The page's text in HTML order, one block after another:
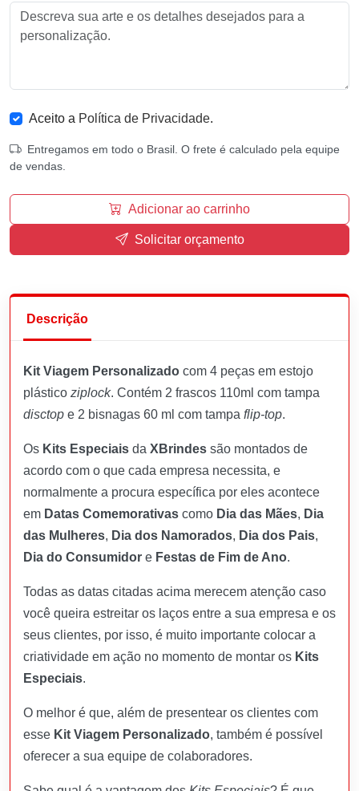
Aceito a Política de Privacidade.
Entregamos em todo o Brasil. O frete é calculado pela equipe
de vendas.
Adicionar ao carrinho
Solicitar orçamento
Descrição
Kit Viagem Personalizado com 4 peças em estojo
plástico ziplock. Contém 2 frascos 110ml com tampa
disctop e 2 bisnagas 60 ml com tampa flip-top.
Os Kits Especiais da XBrindes são montados de
acordo com o que cada empresa necessita, e
normalmente a procura específica por eles acontece
em Datas Comemorativas como Dia das Mães, Dia
das Mulheres, Dia dos Namorados, Dia dos Pais,
Dia do Consumidor e Festas de Fim de Ano.
Todas as datas citadas acima merecem atenção caso
você queira estreitar os laços entre a sua empresa e os
seus clientes, por isso, é muito importante colocar a
criatividade em ação no momento de montar os Kits
Especiais.
O melhor é que, além de presentear os clientes com
esse Kit Viagem Personalizado, também é possível
oferecer a sua equipe de colaboradores.